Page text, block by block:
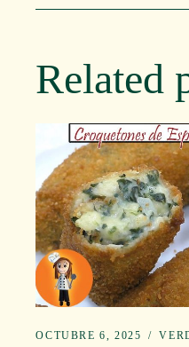
Related
OCTUBRE 6, 2025